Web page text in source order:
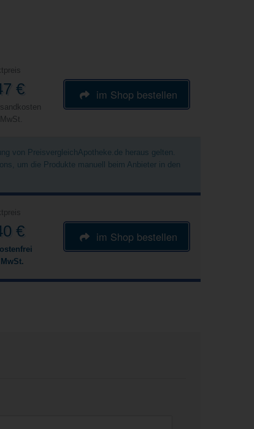
€ im Shop bestellen
von PreisvergleichApotheke.de heraus gelten.
um die Produkte manuell beim Anbieter in den
€ im Shop bestellen